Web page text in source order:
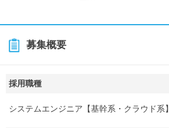
募集概要
採用職種
システムエンジニア【基幹系・クラウド系】